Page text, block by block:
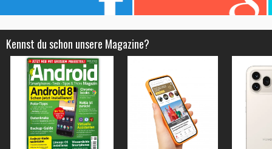
Kennst du schon unsere Magazine?